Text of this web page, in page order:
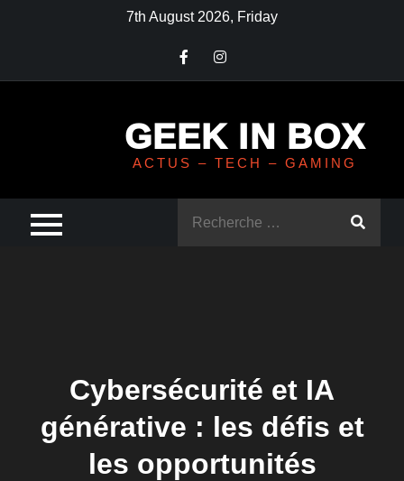
7th August 2026, Friday
GEEK IN BOX
ACTUS – TECH – GAMING
Cybersécurité et IA
générative : les défis et
les opportunités